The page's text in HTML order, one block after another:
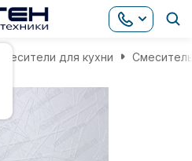
Смесители для кухни